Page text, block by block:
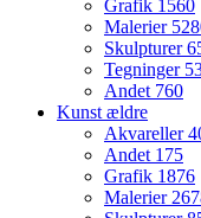
Grafik 1560
Malerier
Skulpturer
Tegninger
Andet 760
Kunst ældre
Akvareller
Andet 175
Grafik 1876
Malerier